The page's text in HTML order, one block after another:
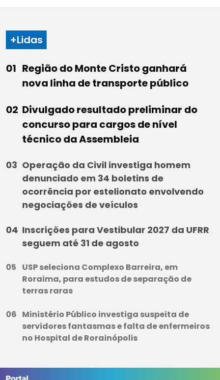
+Lidas
Região do Monte Cristo ganhará
nova linha de transporte público
Divulgado resultado preliminar do
concurso para cargos de nível
técnico da Assembleia
Operação da Civil investiga homem
denunciado em 34 boletins de
ocorrência por estelionato envolvendo
negociações de veículos
Inscrições para Vestibular 2027 da UFRR
seguem até 31 de agosto
USP seleciona Complexo Barreira, em
Roraima, para estudos de separação de
terras raras
Ministério Público investiga suspeita de
servidores fantasmas e falta de enfermeiros
no Hospital de Rorainópolis